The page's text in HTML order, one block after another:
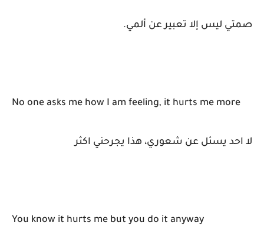
صمتي ليس إلا تعبير عن ألمي.
No one asks me how I am feeling, it hurts me more
لا احد يسئل عن شعوري، هذا يجرحني اكثر
You know it hurts me but you do it anyway